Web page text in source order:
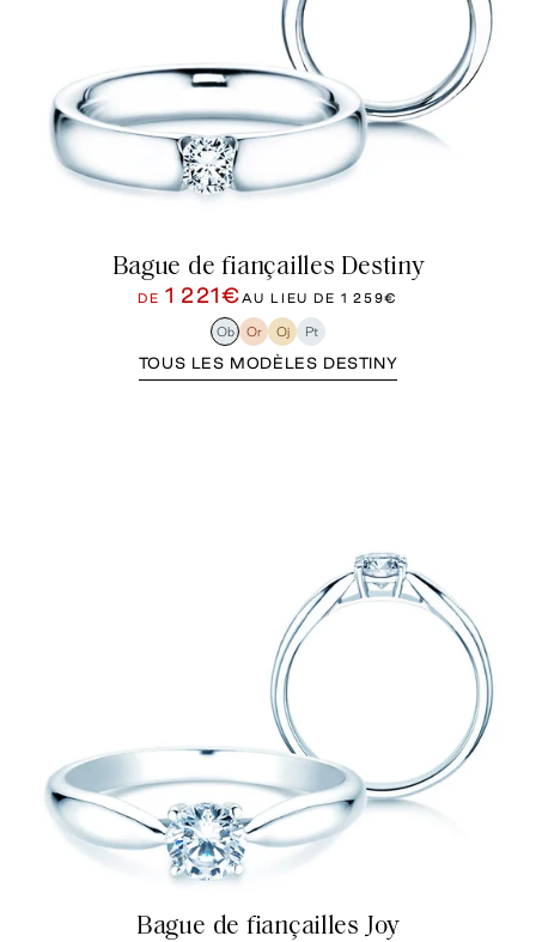
Bague de fiançailles Destiny
DE 1 221€AU LIEU DE1 259€
Ob Or Oj Pt
TOUS LES MODÈLES DESTINY
Bague de fiançailles Joy